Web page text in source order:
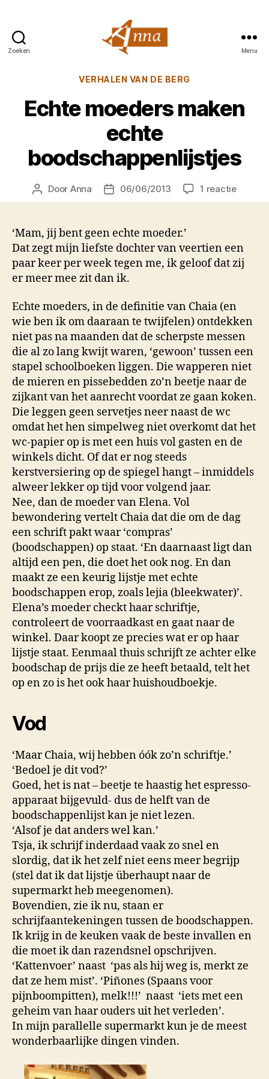
Zoeken
van
Menu
Categorieën
VERHALEN VAN DE BERG
Echte moeders maken
echte
boodschappenlijstjes
Berichtauteur
Door Anna Berichtdatum
06/06/2013 1 reactieop
Echte
‘Mam, jij bent geen echte moeder.’
Dat zegt mijn liefste dochter van veertien een
paar keer per week tegen me, ik geloof dat zij
er meer mee zit dan ik.
Echte moeders, in de definitie van Chaia (en
wie ben ik om daaraan te twijfelen) ontdekken
niet pas na maanden dat de scherpste messen
die al zo lang kwijt waren, ‘gewoon’ tussen een
stapel schoolboeken liggen. Die wapperen niet
de mieren en pissebedden zo’n beetje naar de
zijkant van het aanrecht voordat ze gaan koken.
Die leggen geen servetjes neer naast de wc
omdat het hen simpelweg niet overkomt dat het
wc-papier op is met een huis vol gasten en de
winkels dicht. Of dat er nog steeds
kerstversiering op de spiegel hangt – inmiddels
alweer lekker op tijd voor volgend jaar.
Nee, dan de moeder van Elena. Vol
bewondering vertelt Chaia dat die om de dag
een schrift pakt waar ‘compras’
(boodschappen) op staat. ‘En daarnaast ligt dan
altijd een pen, die doet het ook nog. En dan
maakt ze een keurig lijstje met echte
boodschappen erop, zoals lejia (bleekwater)’.
Elena’s moeder checkt haar schriftje,
controleert de voorraadkast en gaat naar de
winkel. Daar koopt ze precies wat er op haar
lijstje staat. Eenmaal thuis schrijft ze achter elke
boodschap de prijs die ze heeft betaald, telt het
op en zo is het ook haar huishoudboekje.
Vod
‘Maar Chaia, wij hebben óók zo’n schriftje.’
‘Bedoel je dit vod?’
Goed, het is nat – beetje te haastig het espresso-
apparaat bijgevuld- dus de helft van de
boodschappenlijst kan je niet lezen.
‘Alsof je dat anders wel kan.’
Tsja, ik schrijf inderdaad vaak zo snel en
slordig, dat ik het zelf niet eens meer begrijp
(stel dat ik dat lijstje überhaupt naar de
supermarkt heb meegenomen).
Bovendien, zie ik nu, staan er
schrijfaantekeningen tussen de boodschappen.
Ik krijg in de keuken vaak de beste invallen en
die moet ik dan razendsnel opschrijven.
‘Kattenvoer’ naast ‘pas als hij weg is, merkt ze
dat ze hem mist’. ‘Piñones (Spaans voor
pijnboompitten), melk!!!’ naast ‘iets met een
geheim van haar ouders uit het verleden’.
In mijn parallelle supermarkt kun je de meest
wonderbaarlijke dingen vinden.